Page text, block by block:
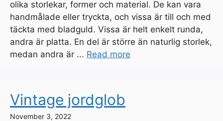
olika storlekar, former och material. De kan vara
handmålade eller tryckta, och vissa är till och med
täckta med bladguld. Vissa är helt enkelt runda,
andra är platta. En del är större än naturlig storlek,
medan andra är ... Read more
Vintage jordglob
November 3, 2022